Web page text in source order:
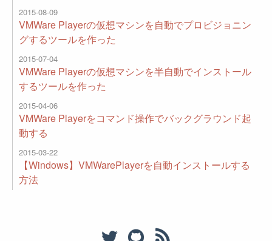
2015-08-09
VMWare Playerの仮想マシンを自動でプロビジョニン
グするツールを作った
2015-07-04
VMWare Playerの仮想マシンを半自動でインストール
するツールを作った
2015-04-06
VMWare Playerをコマンド操作でバックグラウンド起
動する
2015-03-22
【Windows】VMWarePlayerを自動インストールする
方法